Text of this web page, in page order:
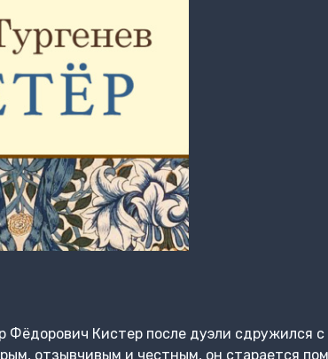
Фёдорович Кистер после дуэли сдружился
отзывчивым и честным, он старается